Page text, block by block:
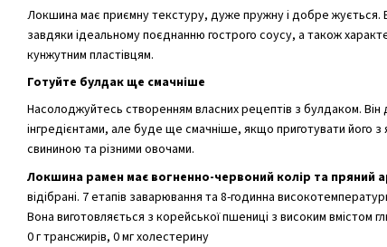
Локшина має приємну текстуру, дуже пружну і добре жується.
завдяки ідеальному поєднанню гострого соусу, а також
кунжутним пластівцям.
Готуйте булдак ще смачніше
Насолоджуйтесь створенням власних рецептів з булдаком.
інгредієнтами, але буде ще смачніше, якщо приготувати його
свининою та різними овочами.
Локшина рамен має вогненно-червоний колір та пряний
відібрані. 7 етапів заварювання та 8-годинна
Вона виготовляється з корейської пшениці з високим вмістом
0 г трансжирів, 0 мг холестерину